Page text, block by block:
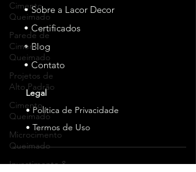
Cimento
Queimado
Parede de
Cimento
Queimado
Projetos de
Alto Padrão
Cimento
Queimado
Microcimento
Queimado
Investimento &
• Sobre a Lacor Decor
• Certificados
• Blog
• Contato
Legal
• Política de Privacidade
• Termos de Uso